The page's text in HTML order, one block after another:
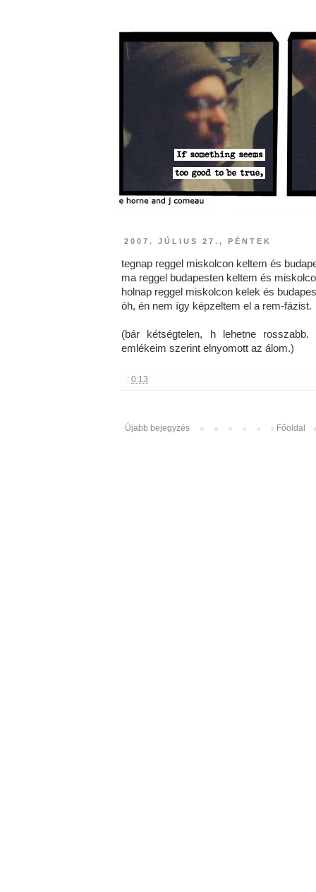
2007. JÚLIUS 27., PÉNTEK
tegnap reggel miskolcon keltem és
ma reggel budapesten keltem és
holnap reggel miskolcon kelek és
óh, én nem így képzeltem el a rem-fázist.
(bár kétségtelen, h lehetne
emlékeim szerint elnyomott az álom.)
: 0:13
Újabb bejegyzés Főoldal